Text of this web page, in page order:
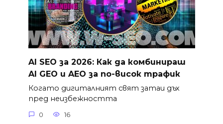
AI SEO за 2026: Как да комбинираш
AI GEO и AEO за по-висок трафик
Когато дигиталният свят затаи дъх
пред неизбежността
0 16